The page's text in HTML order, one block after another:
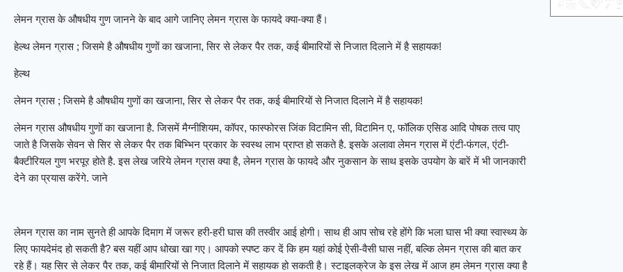
लेमन ग्रास के औषधीय गुण जानने के बाद आगे जानिए लेमन ग्रास के फायदे क्या-क्या हैं।
हेल्थ लेमन ग्रास ; जिसमे है औषधीय गुणों का खजाना, सिर से लेकर पैर तक, कई बीमारियों से निजात दिलाने में है सहायक!
हेल्थ
लेमन ग्रास ; जिसमे है औषधीय गुणों का खजाना, सिर से लेकर पैर तक, कई बीमारियों से निजात दिलाने में है सहायक!
लेमन ग्रास औषधीय गुणों का खजाना है. जिसमें मैग्नीशियम, कॉपर, फास्फोरस जिंक विटामिन सी, विटामिन ए, फॉलिक एसिड आदि पोषक तत्व पाए
जाते है जिसके सेवन से सिर से लेकर पैर तक बिभ्भिन प्रकार के स्वस्थ लाभ प्राप्त हो सकते है. इसके अलावा लेमन ग्रास में एंटी-फंगल, एंटी-
बैक्टीरियल गुण भरपूर होते है. इस लेख जरिये लेमन ग्रास क्या है, लेमन ग्रास के फायदे और नुकसान के साथ इसके उपयोग के बारें में भी जानकारी
देने का प्रयास करेंगे. जाने
लेमन ग्रास का नाम सुनते ही आपके दिमाग में जरूर हरी-हरी घास की तस्वीर आई होगी। साथ ही आप सोच रहे होंगे कि भला घास भी क्या स्वास्थ्य के
लिए फायदेमंद हो सकती है? बस यहीं आप धोखा खा गए। आपको स्पष्ट कर दें कि हम यहां कोई ऐसी-वैसी घास नहीं, बल्कि लेमन ग्रास की बात कर
रहे हैं। यह सिर से लेकर पैर तक, कई बीमारियों से निजात दिलाने में सहायक हो सकती है। स्टाइलक्रेज के इस लेख में आज हम लेमन ग्रास क्या है